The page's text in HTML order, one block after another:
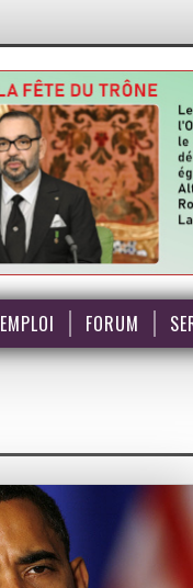
EMPLOI FORUM